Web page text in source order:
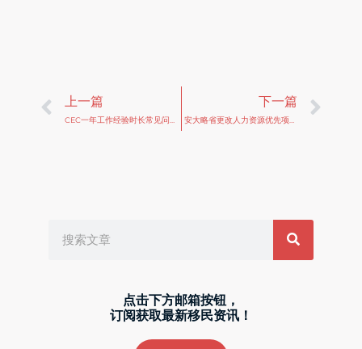
上一篇
CEC一年工作经验时长常见问答，关于“最少1年“你应该知道的事
下一篇
安大略省更改人力资源优先项目(OINP Human Capital Priorities)的CRS最低分数要求
点击下方邮箱按钮，
订阅获取最新移民资讯！